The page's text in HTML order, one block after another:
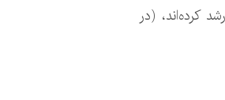
کرده‌اند، (در